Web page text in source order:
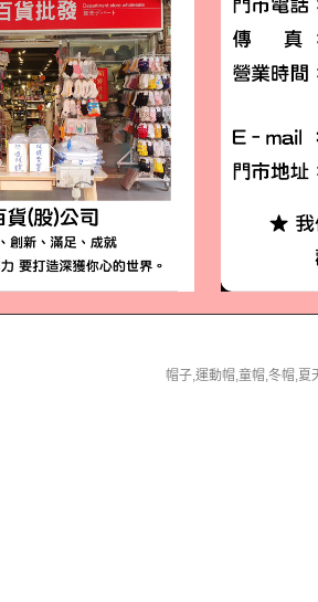
帽子,運動帽,童帽,冬帽,夏